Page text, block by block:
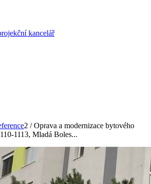
2 / Oprava a modernizace bytového
1113, Mladá Boles...